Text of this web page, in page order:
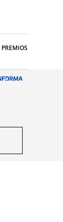
PREMIOS